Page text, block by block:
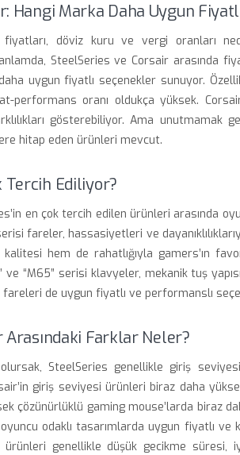
Hangi Marka Daha Uygun
döviz kuru ve vergi oranları
SteelSeries ve Corsair arasında
uygun fiyatlı seçenekler sunuyor.
performans oranı oldukça yüksek.
gösterebiliyor. Ama unutmamak
hitap eden ürünleri mevcut.
Tercih Ediliyor?
en çok tercih edilen ürünleri arasında
fareler, hassasiyetleri ve
hem de rahatlığıyla gamers’ın
ve “M65” serisi klavyeler, mekanik tuş
fareleri de uygun fiyatlı ve performanslı
Farklar Neler?
SteelSeries genellikle giriş
giriş seviyesi ürünleri biraz daha
çözünürlüklü gaming mouse’larda biraz
odaklı tasarımlarda uygun fiyatlı
ürünleri genellikle düşük gecikme süresi,